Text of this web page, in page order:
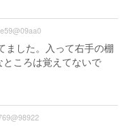
ました。入って右手の棚
ころは覚えてないで